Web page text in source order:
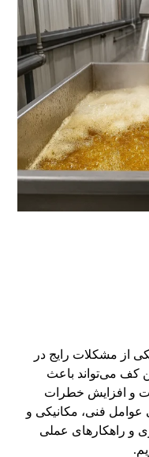
از مشکلات رایج در
کف می‌تواند باعث
و افزایش خطرات
عوامل فنی، مکانیکی و
و راهکارهای عملی